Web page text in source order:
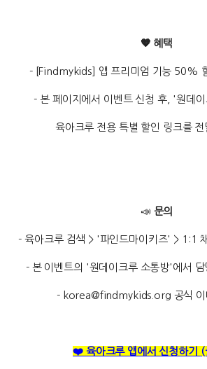
🧡 혜택
- [Findmykids] 앱 프리미엄 기능 50%
- 본 페이지에서 이벤트 신청 후, '원데
육아크루 전용 특별 할인 링크를 전
📣 문의
- 육아크루 검색 > '파인드마이키즈' > 1:1
- 본 이벤트의 '원데이크루 소통방'에서 담
- korea@findmykids.org 공식 이
❤️ 육아크루 앱에서 신청하기 (